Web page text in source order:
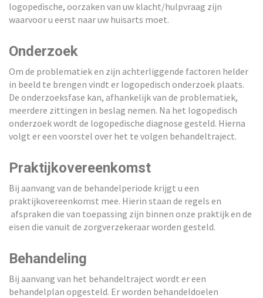
logopedische, oorzaken van uw klacht/hulpvraag zijn
waarvoor u eerst naar uw huisarts moet.
Onderzoek
Om de problematiek en zijn achterliggende factoren helder
in beeld te brengen vindt er logopedisch onderzoek plaats.
De onderzoeksfase kan, afhankelijk van de problematiek,
meerdere zittingen in beslag nemen. Na het logopedisch
onderzoek wordt de logopedische diagnose gesteld. Hierna
volgt er een voorstel over het te volgen behandeltraject.
Praktijkovereenkomst
Bij aanvang van de behandelperiode krijgt u een
praktijkovereenkomst mee. Hierin staan de regels en
afspraken die van toepassing zijn binnen onze praktijk en de
eisen die vanuit de zorgverzekeraar worden gesteld.
Behandeling
Bij aanvang van het behandeltraject wordt er een
behandelplan opgesteld. Er worden behandeldoelen